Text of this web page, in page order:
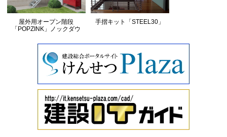
屋外用オープン階段
「POPZINK」ノックダウ
手摺キット「STEEL30」